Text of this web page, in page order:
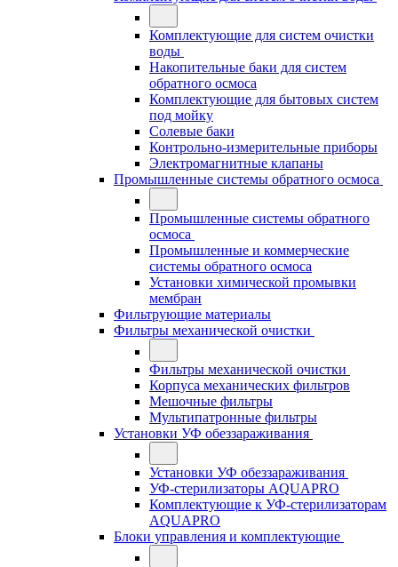
Комплектующие для систем очистки
воды
Накопительные баки для систем
обратного осмоса
Комплектующие для бытовых систем
под мойку
Солевые баки
Контрольно-измерительные приборы
Электромагнитные клапаны
Промышленные системы обратного осмоса
Промышленные системы обратного
осмоса
Промышленные и коммерческие
системы обратного осмоса
Установки химической промывки
мембран
Фильтрующие материалы
Фильтры механической очистки
Фильтры механической очистки
Корпуса механических фильтров
Мешочные фильтры
Мультипатронные фильтры
Установки УФ обеззараживания
Установки УФ обеззараживания
УФ-стерилизаторы AQUAPRO
Комплектующие к УФ-стерилизаторам
AQUAPRO
Блоки управления и комплектующие